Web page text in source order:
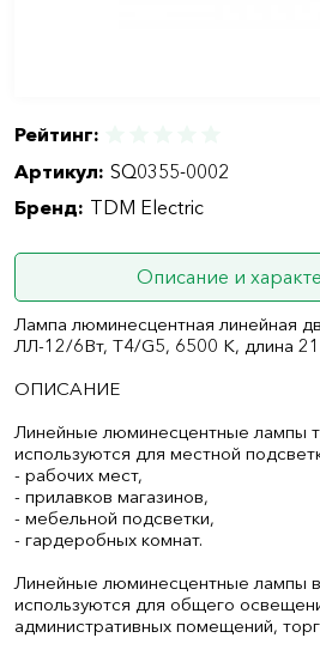
Рейтинг:
Артикул: SQ0355-0002
Бренд: TDM Electric
Описание и
Лампа люминесцентная линейная
ЛЛ-12/6Вт, Т4/G5, 6500 К, длина
ОПИСАНИЕ
Линейные люминесцентные лампы
используются для местной
- рабочих мест,
- прилавков магазинов,
- мебельной подсветки,
- гардеробных комнат.
Линейные люминесцентные лампы
используются для общего
административных помещений,